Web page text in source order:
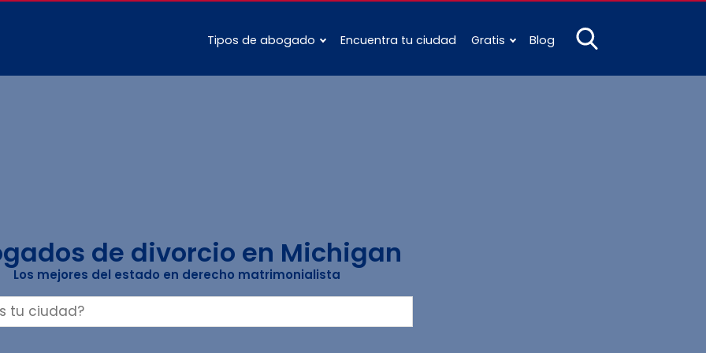
Tipos de abogado Encuentra tu ciudad Gratis Blog
de divorcio en Michigan
Los mejores del estado en derecho matrimonialista
Buscar